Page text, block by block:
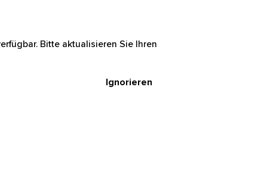
Bitte aktualisieren Sie Ihren
Ignorieren